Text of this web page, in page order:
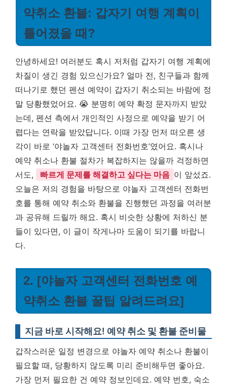
약취소 환불: 갑자기 여행 계획이
틀어졌을 때?
안녕하세요! 여러분도 혹시 저처럼 갑자기 여행 계획에
차질이 생긴 경험 있으신가요? 얼마 전, 친구들과 함께
떠나기로 했던 펜션 예약이 갑자기 취소되는 바람에 정
말 당황했었어요. 😭 분명히 예약 확정 문자까지 받았
는데, 펜션 측에서 개인적인 사정으로 예약을 받기 어
렵다는 연락을 받았답니다. 이때 가장 먼저 떠오른 생
각이 바로 ‘야놀자 고객센터 전화번호’였어요. 혹시나
예약 취소나 환불 절차가 복잡하지는 않을까 걱정하면
서도,
빠르게 문제를 해결하고 싶다는 마음 이 앞섰죠.
오늘은 저의 경험을 바탕으로 야놀자 고객센터 전화번
호를 통해 예약 취소와 환불을 진행했던 과정을 여러분
과 공유해 드릴까 해요. 혹시 비슷한 상황에 처하신 분
들이 있다면, 이 글이 작게나마 도움이 되기를 바랍니
다.
2. [야놀자 고객센터 전화번호 예
약취소 환불 꿀팁 알려드려요]
지금 바로 시작해요! 예약 취소 및 환불 준비물
갑작스러운 일정 변경으로 야놀자 예약 취소나 환불이
필요할 때, 당황하지 않도록 미리 준비해두면 좋아요.
가장 먼저 필요한 건 예약 정보인데요. 예약 번호, 숙소